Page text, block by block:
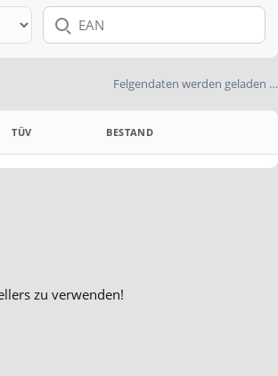
EAN
Felgendaten werden geladen …
TÜV
BESTAND
zu verwenden!